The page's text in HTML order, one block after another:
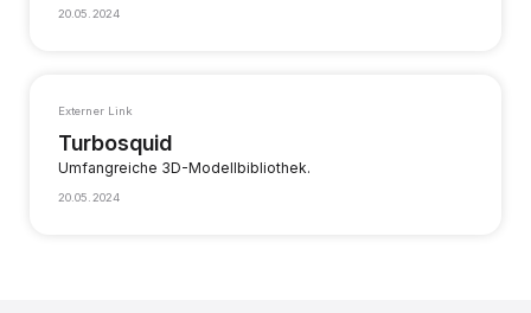
20.05.2024
Externer Link
Turbosquid
Umfangreiche 3D-Modellbibliothek.
20.05.2024